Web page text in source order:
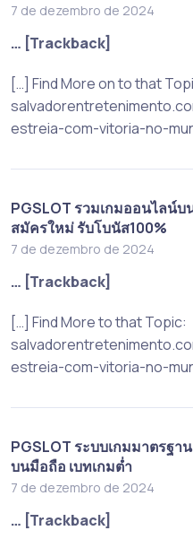
7 de dezembro de 2024
… [Trackback]
[…] Find More on to that
estreia-com-vitoria-no-
PGSLOT รวมเกมออนไลน์บ
สมัครใหม่ รับโบนัส100%
7 de dezembro de 2024
… [Trackback]
[…] Find More to that Topic:
estreia-com-vitoria-no-
PGSLOT ระบบเกมมาตรฐาน
บนมือถือ เบทเกมต่ำ
7 de dezembro de 2024
… [Trackback]